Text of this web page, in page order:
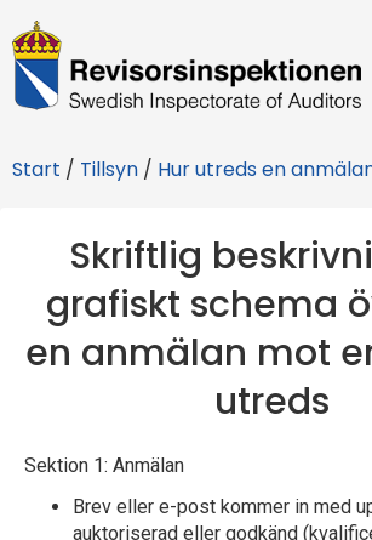
R
e
i
n
Start / Tillsyn / Hur utreds en
Skriftlig
grafiskt schema
en anmälan mot
utreds
Sektion 1: Anmälan
Brev eller e-post kommer in med
auktoriserad eller godkänd